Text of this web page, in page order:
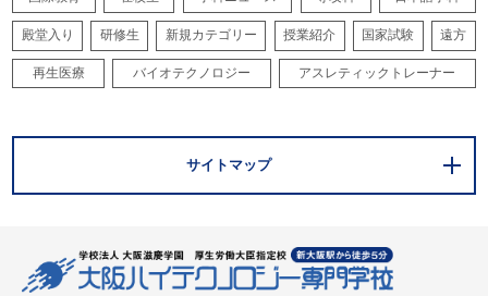
殿堂入り 研修生 新規カテゴリー 授業紹介 国家試験 遠方
再生医療 バイオテクノロジー アスレティックトレーナー
サイトマップ